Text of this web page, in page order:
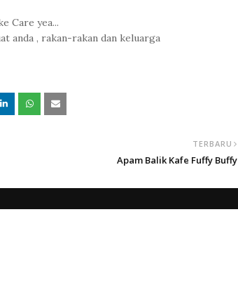
Care yea...
anda , rakan-rakan dan keluarga
TERBARU
Apam Balik Kafe Fuffy Buffy